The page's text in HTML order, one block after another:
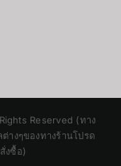
Reserved (ทาง
างๆของทางร้านโปรด
งซื้อ)Chinese